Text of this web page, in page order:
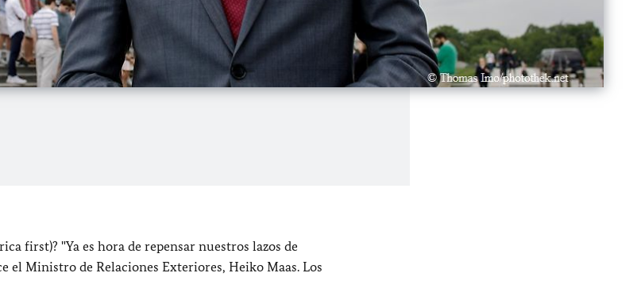
first)? "Ya es hora de repensar nuestros lazos de
el Ministro de Relaciones Exteriores, Heiko Maas. Los